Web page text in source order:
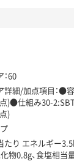
60
詳細/加点項目：●
)●仕組み30-
)
たり エネルギー
物0.8g、食塩相当